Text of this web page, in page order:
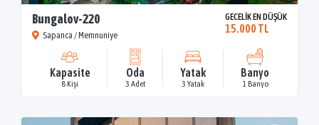
Bungalov-220
Sapanca / Memnuniye
GECELİK EN DÜŞÜK
15.000 TL
Kapasite
8 Kişi
Oda
3 Adet
Yatak
3 Yatak
Banyo
1 Banyo